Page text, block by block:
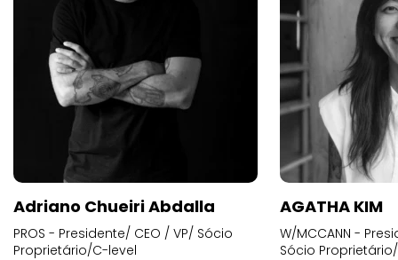
Adriano Chueiri Abdalla
PROS - Presidente/ CEO / VP/ Sócio
Proprietário/C-level
AGATHA KIM
W/MCCANN -
Sócio